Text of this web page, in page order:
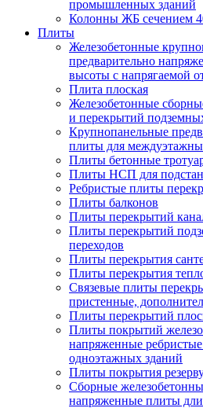
промышленных зданий
Колонны ЖБ сечением
Плиты
Железобетонные
предварительно
высоты с напрягаемой
Плита плоская
Железобетонные
и перекрытий
Крупнопанельные
плиты для
Плиты бетонные
Плиты НСП для
Ребристые плиты
Плиты балконов
Плиты перекрытий
Плиты перекрытий
переходов
Плиты перекрытия
Плиты перекрытия
Связевые плиты
пристенные,
Плиты перекрытий
Плиты покрытий
напряженные
одноэтажных зданий
Плиты покрытия
Сборные
напряженные плиты